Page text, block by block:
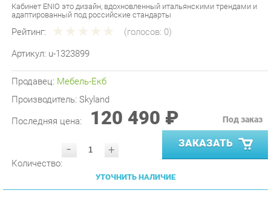
Рейтинг: (голосов:0)
Артикул: u-1323899
Производитель:Skyland
Последняя цена: 120 490 ₽
- ЗАКАЗАТЬ
УТОЧНИТЬ НАЛИЧИЕ
ПРИГЛАСИТЬ ЗАМЕРЩИКА